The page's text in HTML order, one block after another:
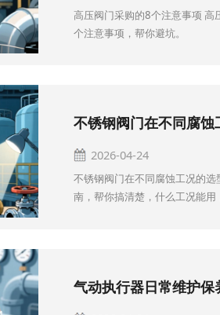
高压阀门采购的8个注意事项 高
个注意事项，帮你避坑。
2026-04-24
不锈钢阀门在不同腐蚀工况的
南，帮你搞清楚，什么工况能用
气动执行器日常维护